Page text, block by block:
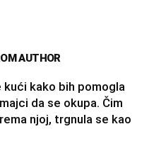
AUTHOR
kući kako bih pomogla
da se okupa. Čim
njoj, trgnula se kao